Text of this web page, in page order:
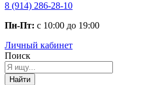
8 (914) 286-28-10
Пн-Пт: с 10:00 до 19:00
Личный кабинет
Поиск
Найти